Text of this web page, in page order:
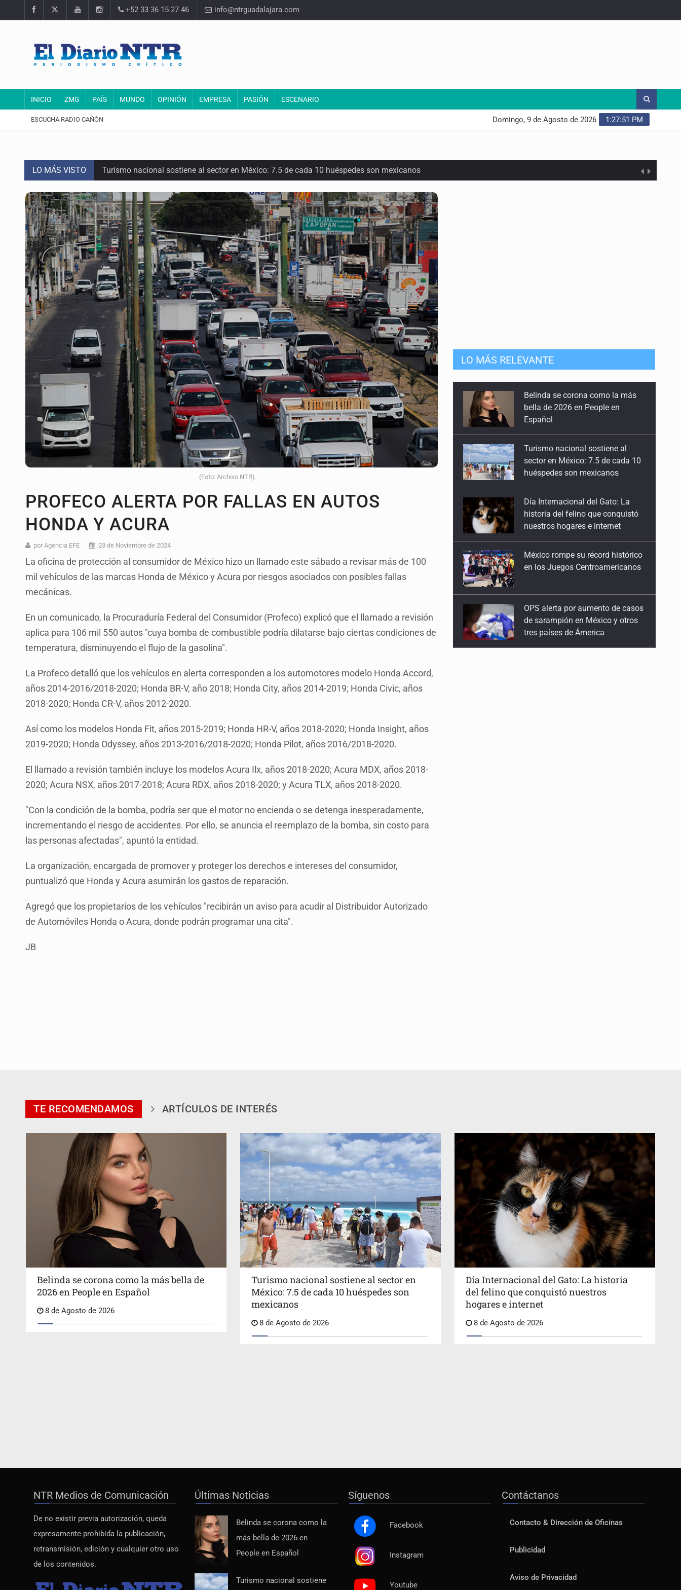
+52 33 36 15 27 46 info@ntrguadalajara.com
INICIO ZMG PAÍS MUNDO OPINIÓN EMPRESA PASIÓN ESCENARIO
ESCUCHA RADIO CAÑÓN 1:27:52 PM
Domingo, 9 de Agosto de 2026
LO MÁS VISTO Turismo nacional sostiene al sector en México: 7.5 de cada 10 huéspedes son mexicanos
Día Internacional del Gato: La historia del felino que conquistó nuestros hogares e internet
México rompe su récord histórico en los Juegos Centroamericanos
OPS alerta por aumento de casos de sarampión en México y otros tres países de Ámerica
Ayotzinapa: A casi 12 años, entre juicios a exfuncionarios y la fuga de Tomás Zerón
Caen en Zapopan 'El Ruso', objetivo prioritario por homicidios en Playa del Carmen
Pide regidora investigar dictámenes y desalojo de vecinos en Mirador de San Isidro
Ciclosporiasis no representa un riesgo epidemiológico masivo
Detienen en CDMX a Guadalupe “N” por huachicol
Belinda se corona como la más bella de 2026 en People en Español
(Foto: Archivo NTR).
PROFECO ALERTA POR FALLAS EN AUTOS
HONDA Y ACURA
por Agencia EFE 23 de Noviembre de 2024
La oficina de protección al consumidor de México hizo un llamado este sábado a revisar más de 100
mil vehículos de las marcas Honda de México y Acura por riesgos asociados con posibles fallas
mecánicas.
En un comunicado, la Procuraduría Federal del Consumidor (Profeco) explicó que el llamado a revisión
aplica para 106 mil 550 autos "cuya bomba de combustible podría dilatarse bajo ciertas condiciones de
temperatura, disminuyendo el flujo de la gasolina".
La Profeco detalló que los vehículos en alerta corresponden a los automotores modelo Honda Accord,
años 2014-2016/2018-2020; Honda BR-V, año 2018; Honda City, años 2014-2019; Honda Civic, años
2018-2020; Honda CR-V, años 2012-2020.
Así como los modelos Honda Fit, años 2015-2019; Honda HR-V, años 2018-2020; Honda Insight, años
2019-2020; Honda Odyssey, años 2013-2016/2018-2020; Honda Pilot, años 2016/2018-2020.
El llamado a revisión también incluye los modelos Acura Ilx, años 2018-2020; Acura MDX, años 2018-
2020; Acura NSX, años 2017-2018; Acura RDX, años 2018-2020; y Acura TLX, años 2018-2020.
"Con la condición de la bomba, podría ser que el motor no encienda o se detenga inesperadamente,
incrementando el riesgo de accidentes. Por ello, se anuncia el reemplazo de la bomba, sin costo para
las personas afectadas", apuntó la entidad.
La organización, encargada de promover y proteger los derechos e intereses del consumidor,
puntualizó que Honda y Acura asumirán los gastos de reparación.
Agregó que los propietarios de los vehículos "recibirán un aviso para acudir al Distribuidor Autorizado
de Automóviles Honda o Acura, donde podrán programar una cita".
JB
LO MÁS RELEVANTE
Turismo nacional sostiene al
sector en México: 7.5 de cada 10
huéspedes son mexicanos
Día Internacional del Gato: La
historia del felino que conquistó
nuestros hogares e internet
México rompe su récord histórico
en los Juegos Centroamericanos
OPS alerta por aumento de casos
de sarampión en México y otros
Ayotzinapa: A casi 12 años, entre
juicios a exfuncionarios y la fuga
de Tomás Zerón
TE RECOMENDAMOS ARTÍCULOS DE INTERÉS
Belinda se corona como la más bella de
2026 en People en Español
8 de Agosto de 2026
Turismo nacional sostiene al sector en
México: 7.5 de cada 10 huéspedes son
mexicanos
8 de Agosto de 2026
Día Internacional del Gato: La historia
del felino que conquistó nuestros
hogares e internet
8 de Agosto de 2026
NTR Medios de Comunicación
De no existir previa autorización, queda
expresamente prohibida la publicación,
retransmisión, edición y cualquier otro uso
de los contenidos.
Últimas Noticias
Belinda se corona como la
más bella de 2026 en
People en Español
Turismo nacional sostiene
Síguenos
Facebook
Instagram
Youtube
Contáctanos
Contacto & Dirección de Oficinas
Publicidad
Aviso de Privacidad